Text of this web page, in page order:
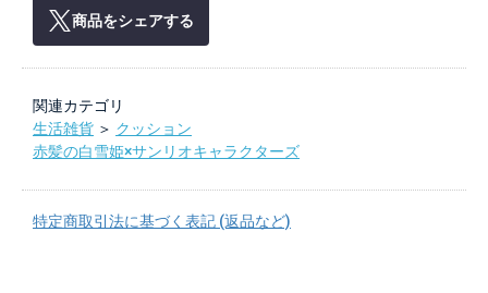
商品をシェアする
関連カテゴリ
生活雑貨 ＞ クッション
赤髪の白雪姫×サンリオキャラクターズ
特定商取引法に基づく表記 (返品など)